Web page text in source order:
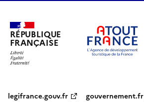
RÉPUBLIQUE
FRANÇAISE
legifrance.gouv.fr
gouvernement.fr